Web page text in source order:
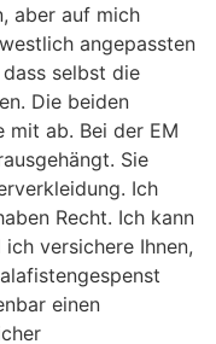
aber auf mich
angepassten
selbst die
Die beiden
mit ab. Bei der EM
Sie
Ich
Recht. Ich kann
versichere Ihnen,
einen